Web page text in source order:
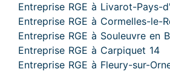
Entreprise RGE à Livarot-Pays-
Entreprise RGE à Cormelles-le-
Entreprise RGE à Souleuvre en
Entreprise RGE à Carpiquet 14
Entreprise RGE à Fleury-sur-